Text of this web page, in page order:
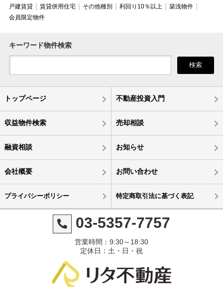
戸建賃貸
賃貸併用住宅 その他種別 利回り10％以上
築浅物件
会員限定物件
キーワード物件検索
検索
トップページ 不動産投資入門
収益物件検索 売却相談
融資相談 お知らせ
会社概要 お問い合わせ
プライバシーポリシー 特定商取引法に基づく表記
03-5357-7757
営業時間：9:30～18:30
定休日：土・日・祝